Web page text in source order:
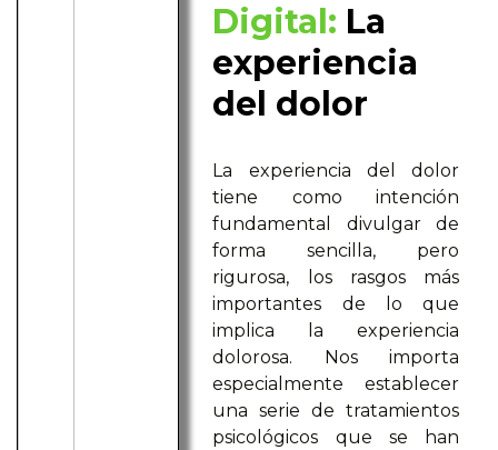
Digital: La
experiencia
del dolor
La experiencia del dolor
tiene como intención
fundamental divulgar de
forma sencilla, pero
rigurosa, los rasgos más
importantes de lo que
implica la experiencia
dolorosa. Nos importa
especialmente establecer
una serie de tratamientos
psicológicos que se han